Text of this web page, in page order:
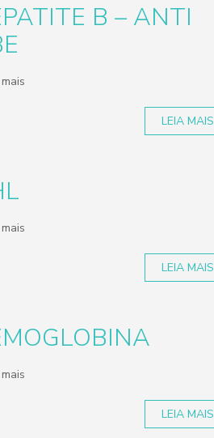
B – ANTI
LEIA MAIS
LEIA MAIS
LEIA MAIS